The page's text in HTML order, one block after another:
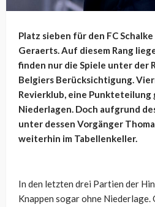
Platz sieben für den FC
Geraerts. Auf diesem Rang
finden nur die Spiele unter der
Belgiers Berücksichtigung.
Revierklub, eine Punkteteilung
Niederlagen. Doch aufgrund
unter dessen Vorgänger
weiterhin im Tabellenkeller.
In den letzten drei Partien der
Knappen sogar ohne Niederlage.